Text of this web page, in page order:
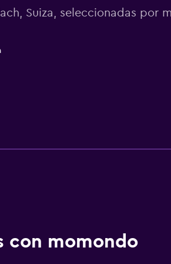
Suiza, seleccionadas por
con momondo